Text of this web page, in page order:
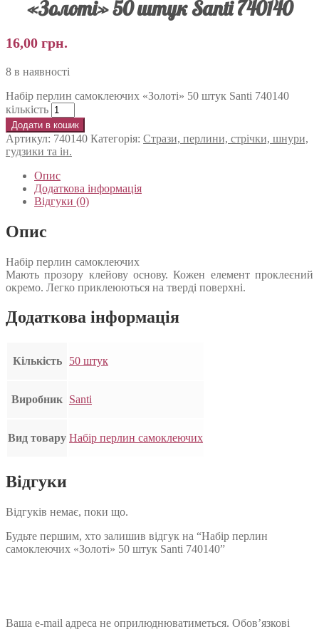
«Золоті» 50 штук Santi 740140
16,00 грн.
8 в наявності
Набір перлин самоклеючих «Золоті» 50 штук Santi 740140
кількість
Додати в кошик
Артикул: 740140 Категорія: Стрази, перлини, стрічки, шнури,
гудзики та ін.
Опис
Додаткова інформація
Відгуки (0)
Опис
Набір перлин самоклеючих
Мають прозору клейову основу. Кожен елемент проклеєний
окремо. Легко приклеюються на тверді поверхні.
Додаткова інформація
Кількість 50 штук
Виробник Santi
Вид товару Набір перлин самоклеючих
Відгуки
Відгуків немає, поки що.
Будьте першим, хто залишив відгук на “Набір перлин
самоклеючих «Золоті» 50 штук Santi 740140”
Ваша e-mail адреса не оприлюднюватиметься. Обов’язкові